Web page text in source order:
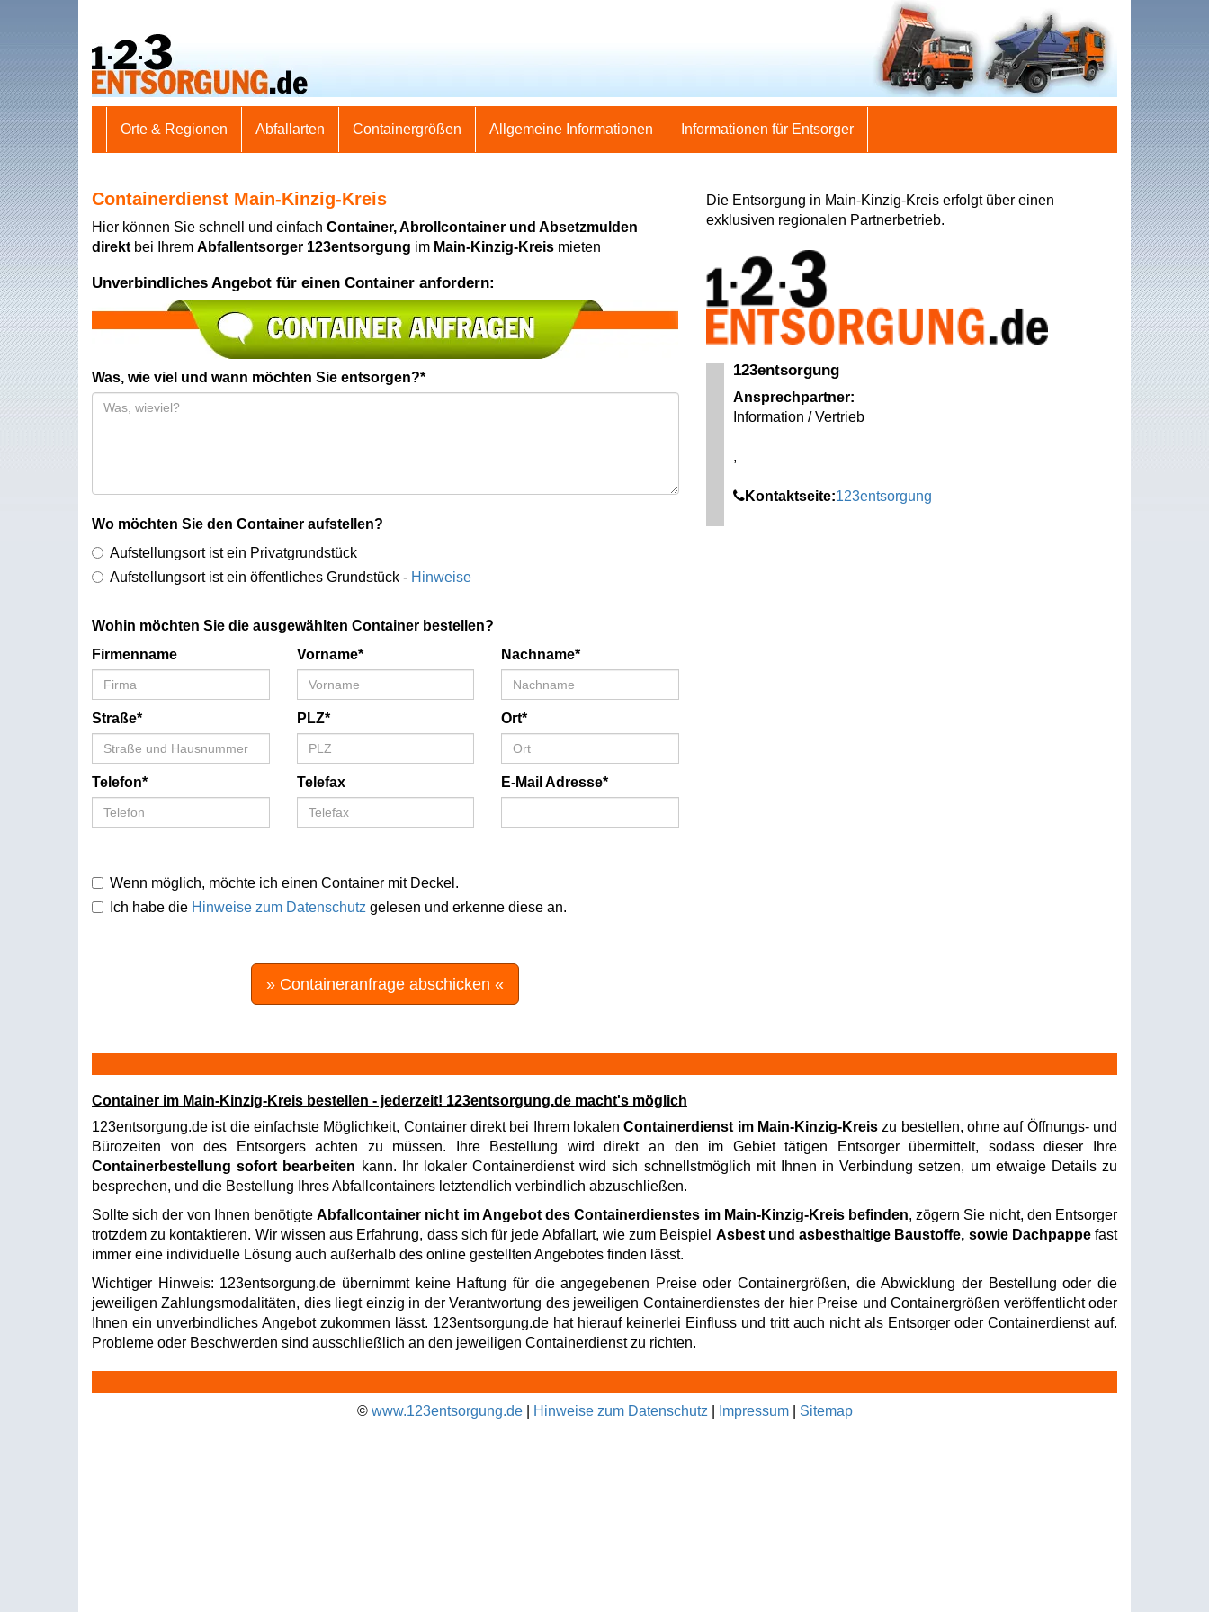
Orte & Regionen Abfallarten Containergrößen Allgemeine Informationen Informationen für Entsorger
Containerdienst Main-Kinzig-Kreis
Hier können Sie schnell und einfach Container, Abrollcontainer und Absetzmulden
direkt bei Ihrem Abfallentsorger 123entsorgung im Main-Kinzig-Kreis mieten
Unverbindliches Angebot für einen Container anfordern:
Was, wie viel und wann möchten Sie entsorgen?*
Wo möchten Sie den Container aufstellen?
Aufstellungsort ist ein Privatgrundstück
Aufstellungsort ist ein öffentliches Grundstück - Hinweise
Wohin möchten Sie die ausgewählten Container bestellen?
Firmenname
Vorname* Nachname*
Straße* PLZ* Ort*
Telefon* Telefax E-Mail Adresse*
Wenn möglich, möchte ich einen Container mit Deckel.
Ich habe die Hinweise zum Datenschutz gelesen und erkenne diese an.
» Containeranfrage abschicken «
Die Entsorgung in Main-Kinzig-Kreis erfolgt über einen
exklusiven regionalen Partnerbetrieb.
123entsorgung
Ansprechpartner:
Information / Vertrieb
,
Kontaktseite:123entsorgung
Container im Main-Kinzig-Kreis bestellen - jederzeit! 123entsorgung.de macht's möglich
123entsorgung.de ist die einfachste Möglichkeit, Container direkt bei Ihrem lokalenContainerdienst im Main-Kinzig-Kreis zu bestellen, ohne auf Öffnungs- und
Bürozeiten von des Entsorgers achten zu müssen. Ihre Bestellung wird direkt an den im Gebiet tätigen Entsorger übermittelt, sodass dieser Ihre
Containerbestellung sofort bearbeiten kann. Ihr lokaler Containerdienst wird sich schnellstmöglich mit Ihnen in Verbindung setzen, um etwaige Details zu
besprechen, und die Bestellung Ihres Abfallcontainers letztendlich verbindlich abzuschließen.
Sollte sich der von Ihnen benötigteAbfallcontainer nicht im Angebot des Containerdienstes im Main-Kinzig-Kreis befinden, zögern Sie nicht, den Entsorger
trotzdem zu kontaktieren. Wir wissen aus Erfahrung, dass sich für jede Abfallart, wie zum Beispiel Asbest und asbesthaltige Baustoffe, sowie Dachpappefast
immer eine individuelle Lösung auch außerhalb des online gestellten Angebotes finden lässt.
Wichtiger Hinweis: 123entsorgung.de übernimmt keine Haftung für die angegebenen Preise oder Containergrößen, die Abwicklung der Bestellung oder die
jeweiligen Zahlungsmodalitäten, dies liegt einzig in der Verantwortung des jeweiligen Containerdienstes der hier Preise und Containergrößen veröffentlicht oder
Ihnen ein unverbindliches Angebot zukommen lässt. 123entsorgung.de hat hierauf keinerlei Einfluss und tritt auch nicht als Entsorger oder Containerdienst auf.
Probleme oder Beschwerden sind ausschließlich an den jeweiligen Containerdienst zu richten.
© www.123entsorgung.de| Hinweise zum Datenschutz Impressum| Sitemap